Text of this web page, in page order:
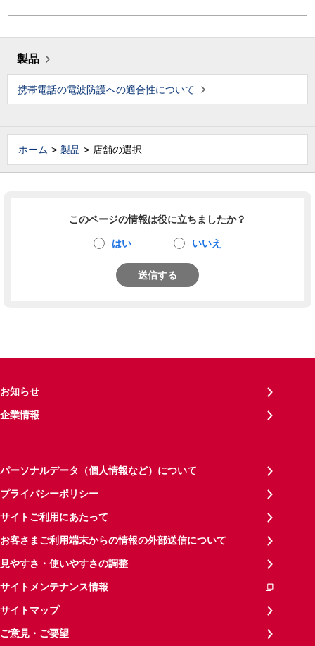
製品
携帯電話の電波防護への適合性について
ホーム 製品 店舗の選択
このページの情報は役に立ちましたか？
はい いいえ
送信する
お知らせ
企業情報
パーソナルデータ（個人情報など）について
プライバシーポリシー
サイトご利用にあたって
お客さまご利用端末からの情報の外部送信について
見やすさ・使いやすさの調整
サイトメンテナンス情報
サイトマップ
ご意見・ご要望